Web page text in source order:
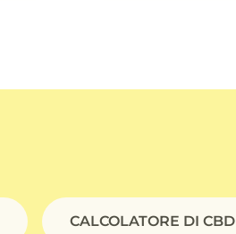
CALCOLATORE DI CBD